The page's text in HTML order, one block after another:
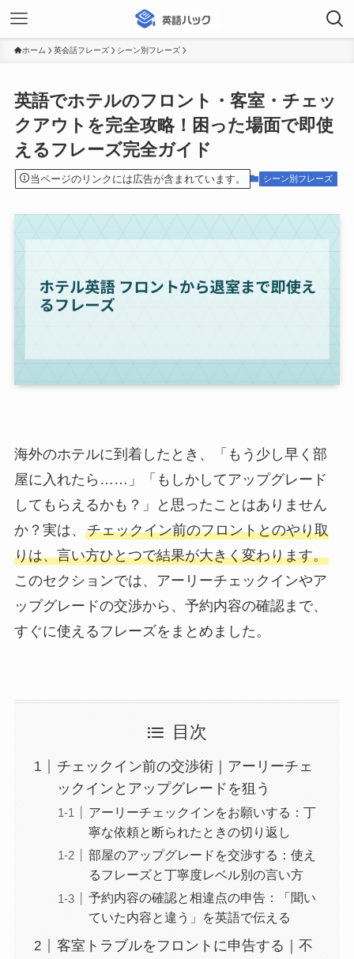
ホーム 英会話フレーズ シーン別フレーズ
英語でホテルのフロント・客室・チェッ
クアウトを完全攻略！困った場面で即使
えるフレーズ完全ガイド
当ページのリンクには広告が含まれています。 シーン別フレーズ
海外のホテルに到着したとき、「もう少し早く部
屋に入れたら……」「もしかしてアップグレード
してもらえるかも？」と思ったことはありません
か？実は、 チェックイン前のフロントとのやり取
りは、言い方ひとつで結果が大きく変わります。
このセクションでは、アーリーチェックインやア
ップグレードの交渉から、予約内容の確認まで、
すぐに使えるフレーズをまとめました。
目次
チェックイン前の交渉術｜アーリーチェ
ックインとアップグレードを狙う
アーリーチェックインをお願いする：丁
寧な依頼と断られたときの切り返し
部屋のアップグレードを交渉する：使え
るフレーズと丁寧度レベル別の言い方
予約内容の確認と相違点の申告：「聞い
ていた内容と違う」を英語で伝える
客室トラブルをフロントに申告する｜不